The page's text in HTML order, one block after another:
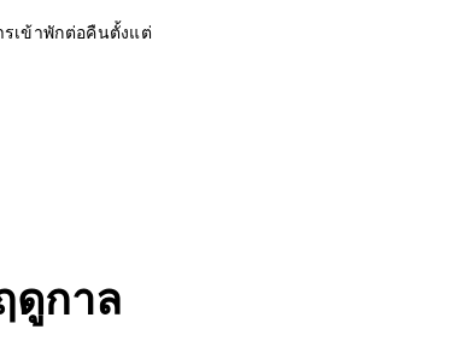
เข้าพักต่อคืนตั้งแต่
ดูกาล